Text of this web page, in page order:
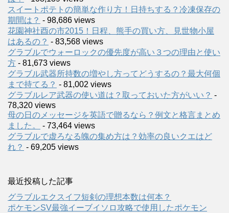
スイートポテトの簡単な作り方！日持ちする？冷凍保存の
期間は？ - 98,686 views
花園神社酉の市2015！日程、熊手の買い方、見世物小屋
はあるの？ - 83,568 views
グラブルでウォーロックの優先度が高い３つの理由と使い
方 - 81,673 views
グラブル武器所持数の増やし方ってどうするの？最大何個
まで持てる？ - 81,002 views
グラブルレア武器の使い道は？取っておいた方がいい？ -
78,320 views
母の日のメッセージを英語で贈るなら？例文と格言まとめ
ました。
- 73,464 views
グラブルで虚ろなる魄の集め方は？効率の良いクエはど
れ？ - 69,205 views
最近投稿した記事
グラブルエクスイフ短剣の理想本数は何本？
ポケモンSV最強イーブイソロ攻略で使用したポケモン